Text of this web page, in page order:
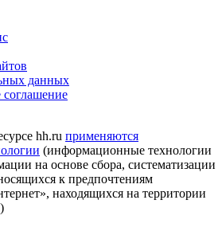
данных
соглашение
hh.ru применяются
(информационные технологии
на основе сбора, систематизации
к предпочтениям
находящихся на территории